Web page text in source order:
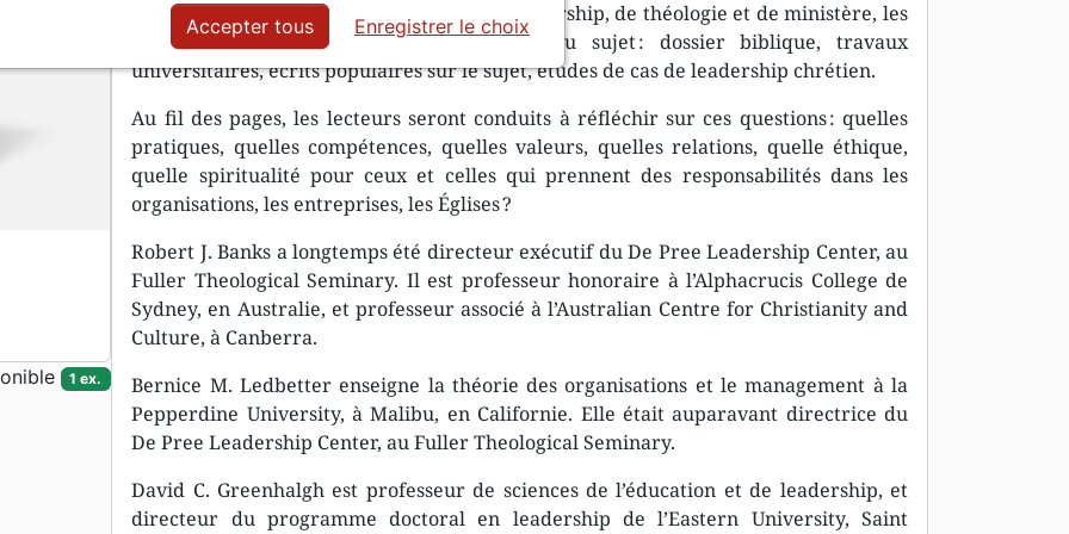
Combinant leur expertise en matière de leadership, de théologie et de ministère, les
auteurs abordent l’histoire et l’actualité du sujet : dossier biblique, travaux
universitaires, écrits populaires sur le sujet, études de cas de leadership chrétien.
Au fil des pages, les lecteurs seront conduits à réfléchir sur ces questions : quelles
pratiques, quelles compétences, quelles valeurs, quelles relations, quelle éthique,
quelle spiritualité pour ceux et celles qui prennent des responsabilités dans les
organisations, les entreprises, les Églises ?
Robert J. Banks a longtemps été directeur exécutif du De Pree Leadership Center, au
Fuller Theological Seminary. Il est professeur honoraire à l’Alphacrucis College de
Sydney, en Australie, et professeur associé à l’Australian Centre for Christianity and
Culture, à Canberra.
Bernice M. Ledbetter enseigne la théorie des organisations et le management à la
Pepperdine University, à Malibu, en Californie. Elle était auparavant directrice du
De Pree Leadership Center, au Fuller Theological Seminary.
David C. Greenhalgh est professeur de sciences de l’éducation et de leadership, et
directeur du programme doctoral en leadership de l’Eastern University, Saint
1 ex.
Accepter tous Enregistrer le choix